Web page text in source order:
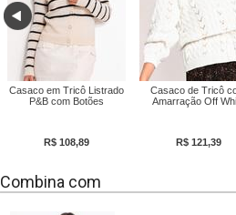
Casaco em Tricô Listrado
P&B com Botões
R$ 108,89
Casaco de Tricô
Amarração Off
R$ 121,39
Combina com